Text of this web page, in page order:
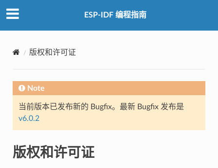
ESP-IDF 编程指南
版权和许可证
Note
当前版本已发布新的 Bugfix。最新 Bugfix 发布是
v6.0.2
版权和许可证